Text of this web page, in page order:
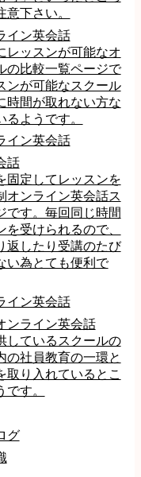
下さい。
イン英会話
レッスンが可能なオ
の比較一覧ページで
ンが可能なスクール
時間が取れない方な
ようです。
イン英会話
話
固定してレッスンを
オンライン英会話ス
です。毎回同じ時間
受けられるので、
返したり受講のたび
い為とても便利で
イン英会話
ンライン英会話
しているスクールの
の社員教育の一環と
取り入れているとこ
す。
グ